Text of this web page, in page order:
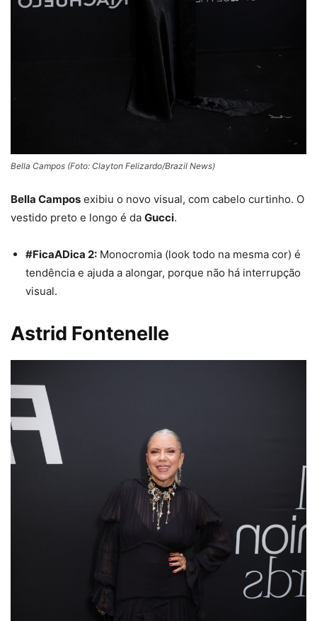
Bella Campos (Foto: Clayton Felizardo/Brazil News)
Bella Campos exibiu o novo visual, com cabelo curtinho. O
vestido preto e longo é da Gucci.
#FicaADica 2: Monocromia (look todo na mesma cor) é
tendência e ajuda a alongar, porque não há interrupção
visual.
Astrid Fontenelle